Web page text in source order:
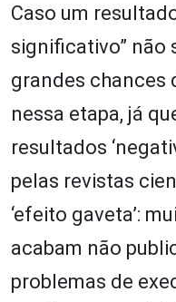
Caso um
significativo” não
grandes chances
nessa etapa, já
resultados
pelas revistas
‘efeito gaveta’:
acabam não
problemas de